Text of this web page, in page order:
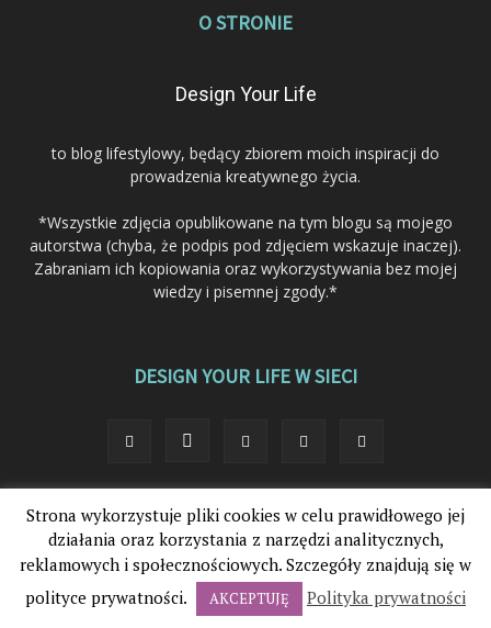
O STRONIE
Design Your Life
to blog lifestylowy, będący zbiorem moich inspiracji do
prowadzenia kreatywnego życia.
*Wszystkie zdjęcia opublikowane na tym blogu są mojego
autorstwa (chyba, że podpis pod zdjęciem wskazuje inaczej).
Zabraniam ich kopiowania oraz wykorzystywania bez mojej
wiedzy i pisemnej zgody.*
DESIGN YOUR LIFE W SIECI
© 2012-2025. Design Your Life®. Wszystkie prawa zastrzeżone.
Strona wykorzystuje pliki cookies w celu prawidłowego jej
działania oraz korzystania z narzędzi analitycznych,
reklamowych i społecznościowych. Szczegóły znajdują się w
polityce prywatności.
AKCEPTUJĘ Polityka prywatności